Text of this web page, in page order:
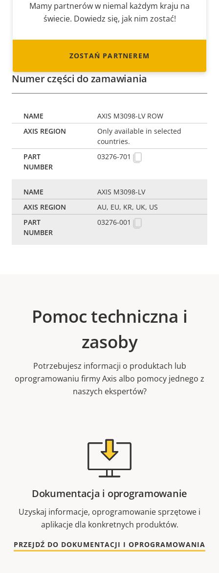
Mamy partnerów w niemal każdym kraju na
świecie. Dowiedz się, jak nim zostać!
ZOSTAŃ PARTNEREM
Numer części do zamawiania
AXIS M3098-LV ROW
Only available in selected
countries.
03276-701
AXIS M3098-LV
AU, EU, KR, UK, US
03276-001
Pomoc techniczna i
zasoby
Potrzebujesz informacji o produktach lub
oprogramowaniu firmy Axis albo pomocy jednego z
naszych ekspertów?
Dokumentacja i oprogramowanie
Uzyskaj informacje, oprogramowanie sprzętowe i
aplikacje dla konkretnych produktów.
PRZEJDŹ DO DOKUMENTACJI I OPROGRAMOWANIA